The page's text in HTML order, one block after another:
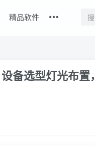
精品软件
备选型灯光布